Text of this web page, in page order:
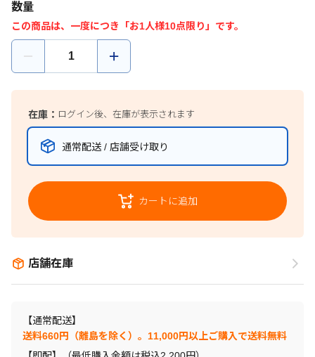
数量
この商品は、一度につき「お1人様10点限り」です。
在庫： ログイン後、在庫が表示されます
通常配送 / 店舗受け取り
カートに追加
店舗在庫
【通常配送】
送料660円（離島を除く）。11,000円以上ご購入で送料無料